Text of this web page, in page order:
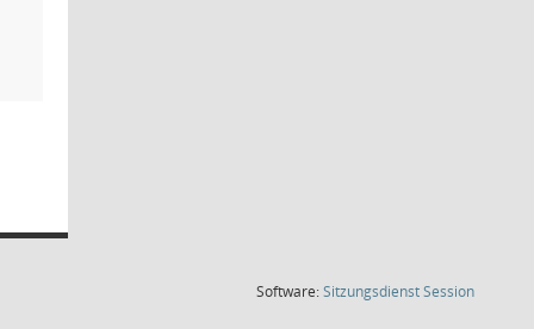
Software:SitzungsdienstSession(Wird in